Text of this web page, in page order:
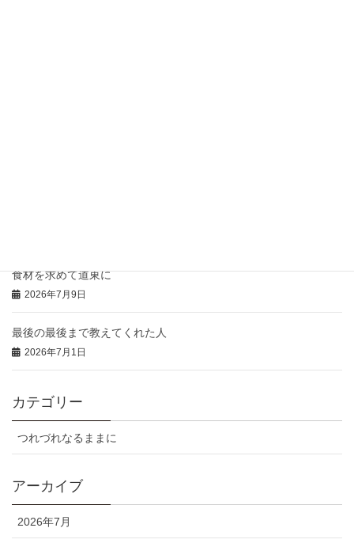
食材を求めて道東に
2026年7月9日
最後の最後まで教えてくれた人
2026年7月1日
カテゴリー
つれづれなるままに
アーカイブ
2026年7月